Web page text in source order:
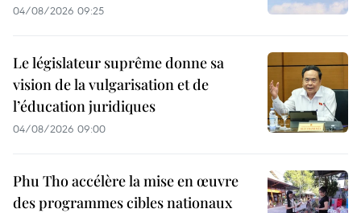
04/08/2026 09:25
Le législateur suprême donne sa
vision de la vulgarisation et de
l’éducation juridiques
04/08/2026 09:00
Phu Tho accélère la mise en œuvre
des programmes cibles nationaux